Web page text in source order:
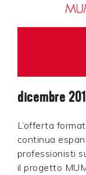
dicembre
L’offerta
continua
professionisti
il progetto